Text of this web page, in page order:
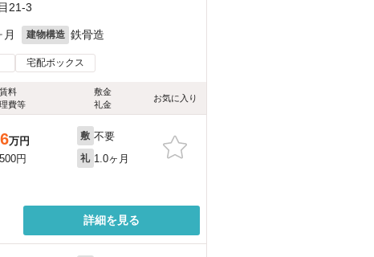
21-3
月 建物構造 鉄骨造
宅配ボックス
賃料
費等
敷金
礼金
お気に入り
万円
円
敷 不要
礼 1.0ヶ月
詳細を見る